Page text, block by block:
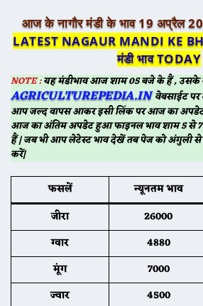
आज के नागौर मंडी के भाव 19 अप्रैल
LATEST NAGAUR MANDI KE
मंडी भाव TODAY
NOTE :यह मंडीभाव आज शाम 05 बजे के हैं , उसके
AGRICULTUREPEDIA.INवेबसाईट
आप जल्द वापस आकर इसी लिंक पर आज का
आज का अंतिम अपडेट हुआ फाइनल भाव शाम 5
हैं | जब भी आप लेटेस्ट भाव देखें तब पेज को अंगुली से
करें|
फसलें न्यूनतम भाव
जीरा
26000
ग्वार
4880
मूंग
7000
ज्वार
4500